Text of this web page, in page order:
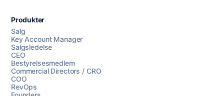
Produkter
Salg
Key Account Manager
Salgsledelse
CEO
Bestyrelsesmedlem
Commercial Directors / CRO
COO
RevOps